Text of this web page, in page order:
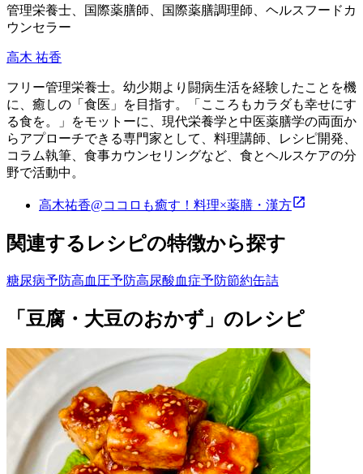
管理栄養士、国際薬膳師、国際薬膳調理師、ヘルスフードカ
ウンセラー
高木 祐香
フリー管理栄養士。幼少期より闘病生活を経験したことを機
に、癒しの「食医」を目指す。「こころもカラダも幸せにす
る食を。」をモットーに、現代栄養学と中医薬膳学の両面か
らアプローチできる専門家として、料理講師、レシピ開発、
コラム執筆、食事カウンセリングなど、食とヘルスケアの分
野で活動中。
高木祐香@ココロも癒す！料理×薬膳・漢方
関連するレシピの特徴から探す
糖尿病予防高血圧予防高尿酸血症予防節約缶詰
「豆腐・大豆のおかず」のレシピ